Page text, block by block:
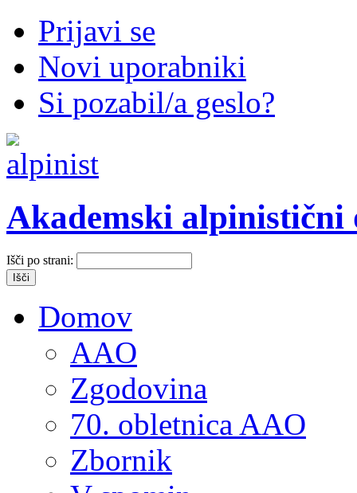
Prijavi se
Novi uporabniki
Si pozabil/a geslo?
Akademski alpinistični
Išči po strani:
Domov
AAO
Zgodovina
70. obletnica AAO
Zbornik